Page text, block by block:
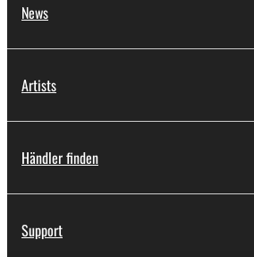
News
Artists
Händler finden
Support